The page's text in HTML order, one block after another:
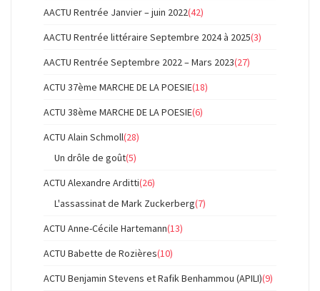
AACTU Rentrée Janvier – juin 2022(42)
AACTU Rentrée littéraire Septembre 2024 à 2025(3)
AACTU Rentrée Septembre 2022 – Mars 2023(27)
ACTU 37ème MARCHE DE LA POESIE(18)
ACTU 38ème MARCHE DE LA POESIE(6)
ACTU Alain Schmoll(28)
Un drôle de goût(5)
ACTU Alexandre Arditti(26)
L'assassinat de Mark Zuckerberg(7)
ACTU Anne-Cécile Hartemann(13)
ACTU Babette de Rozières(10)
ACTU Benjamin Stevens et Rafik Benhammou (APILI)(9)